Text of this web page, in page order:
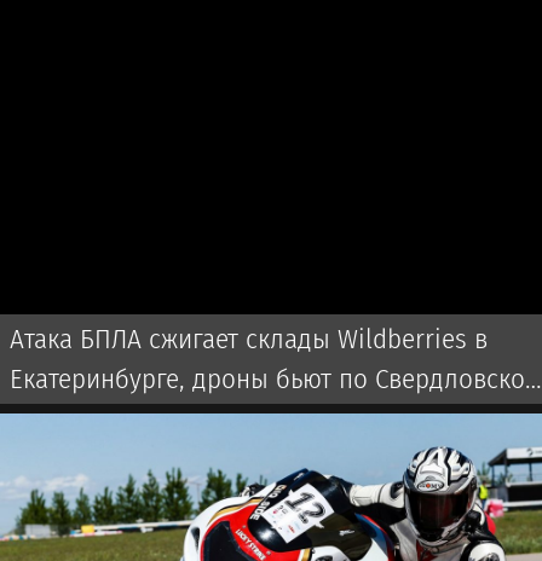
Атака БПЛА сжигает склады Wildberries в
Екатеринбурге, дроны бьют по Свердловской
области и Екатеринбургу 7 августа 2026